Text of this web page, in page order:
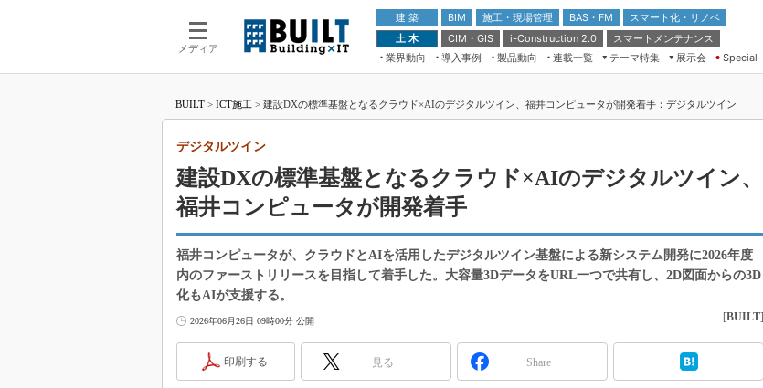
メディア
建 築 BIM 施工・現場管理 BAS・FM
スマート化・リノベ
土 木
CIM・GIS i-Construction 2.0
スマートメンテナンス
業界動向
導入事例 製品動向 連載一覧
テーマ特集
ドローンがもたらす建設業界の“ゲー
ムチェンジ” Ver.2.0
“Society5.0”時代のスマートビル
VR／ARが描くモノづくりのミライ
展示会
第8回 国際 建設・測量展
築・土木・不動産の先端技術展－
メンテナンス・レジリエンスOSAKA
日本 ものづくりワールド 2020
IGAS2018
Special
BUILT > ICT施工 > 建設DXの標準基盤となるクラウド×AIのデジタルツイン、福井コンピュータが開発着手：デジタルツイン
建設DXの標準基盤となるクラウド×AIのデジタルツイン、
福井コンピュータが開発着手
デジタルツイン
福井コンピュータが、クラウドとAIを活用したデジタルツイン基盤による新システム開発に2026年度
内のファーストリリースを目指して着手した。大容量3DデータをURL一つで共有し、2D図面からの3D
化もAIが支援する。
2026年06月26日 09時00分 公開 [BUILT]
印刷する 見る Share